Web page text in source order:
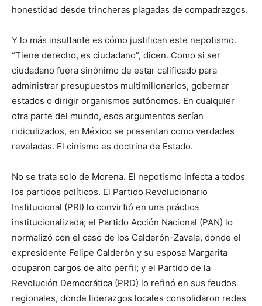
honestidad desde trincheras plagadas de compadrazgos.
Y lo más insultante es cómo justifican este nepotismo.
“Tiene derecho, es ciudadano”, dicen. Como si ser
ciudadano fuera sinónimo de estar calificado para
administrar presupuestos multimillonarios, gobernar
estados o dirigir organismos autónomos. En cualquier
otra parte del mundo, esos argumentos serían
ridiculizados, en México se presentan como verdades
reveladas. El cinismo es doctrina de Estado.
No se trata solo de Morena. El nepotismo infecta a todos
los partidos políticos. El Partido Revolucionario
Institucional (PRI) lo convirtió en una práctica
institucionalizada; el Partido Acción Nacional (PAN) lo
normalizó con el caso de los Calderón-Zavala, donde el
expresidente Felipe Calderón y su esposa Margarita
ocuparon cargos de alto perfil; y el Partido de la
Revolución Democrática (PRD) lo refinó en sus feudos
regionales, donde liderazgos locales consolidaron redes